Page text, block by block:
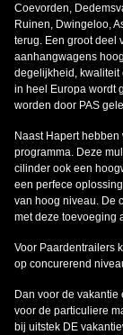
Coevorden,
Ruinen, Dwingeloo,
terug. Een groot deel
aanhangwagens
degelijkheid, kwaliteit
in heel Europa wordt
worden door PAS
Naast Hapert
programma. Deze
cilinder ook een
een perfece
van hoog niveau. De
met deze toevoeging
Voor Paardentrailers
op concurerend
Dan voor de
voor de particuliere
bij uitstek DE